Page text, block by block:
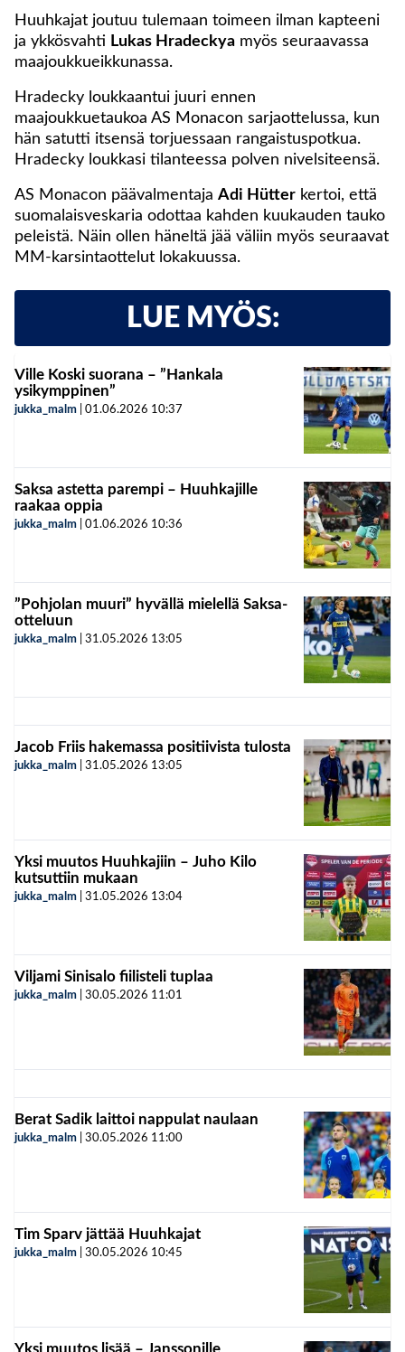
Huuhkajat joutuu tulemaan toimeen ilman kapteeni
ja ykkösvahti Lukas Hradeckya myös seuraavassa
maajoukkueikkunassa.
Hradecky loukkaantui juuri ennen
maajoukkuetaukoa AS Monacon sarjaottelussa, kun
hän satutti itsensä torjuessaan rangaistuspotkua.
Hradecky loukkasi tilanteessa polven nivelsiteensä.
AS Monacon päävalmentaja Adi Hütter kertoi, että
suomalaisveskaria odottaa kahden kuukauden tauko
peleistä. Näin ollen häneltä jää väliin myös seuraavat
MM-karsintaottelut lokakuussa.
LUE MYÖS:
Ville Koski suorana – ”Hankala
ysikymppinen”
jukka_malm 01.06.2026 10:37
Saksa astetta parempi – Huuhkajille
raakaa oppia
jukka_malm 01.06.2026 10:36
”Pohjolan muuri” hyvällä mielellä Saksa-
otteluun
jukka_malm 31.05.2026 13:05
Jacob Friis hakemassa positiivista tulosta
jukka_malm 31.05.2026 13:05
Yksi muutos Huuhkajiin – Juho Kilo
kutsuttiin mukaan
jukka_malm 31.05.2026 13:04
Viljami Sinisalo fiilisteli tuplaa
jukka_malm 30.05.2026 11:01
Berat Sadik laittoi nappulat naulaan
jukka_malm 30.05.2026 11:00
Tim Sparv jättää Huuhkajat
jukka_malm 30.05.2026 10:45
Yksi muutos lisää – Janssonille